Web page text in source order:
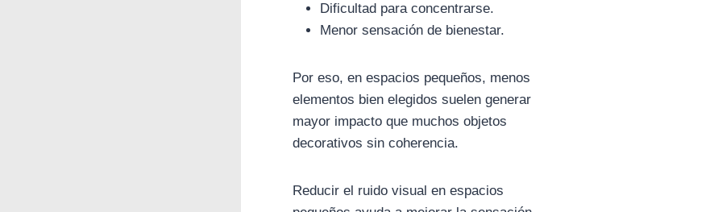
Dificultad para concentrarse.
Menor sensación de bienestar.
Por eso, en espacios pequeños, menos
elementos bien elegidos suelen generar
mayor impacto que muchos objetos
decorativos sin coherencia.
Reducir el ruido visual en espacios